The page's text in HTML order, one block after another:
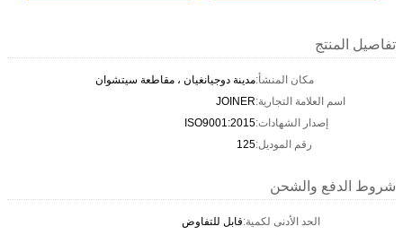
تفاصيل المنتج
مكان المنشأ:مدينة دوجيانغيان ، مقاطعة سيتشوان
اسم العلامة التجارية:JOINER
إصدار الشهادات:ISO9001:2015
رقم الموديل:125
شروط الدفع والشحن
الحد الأدنى لكمية:قابل للتفاوض